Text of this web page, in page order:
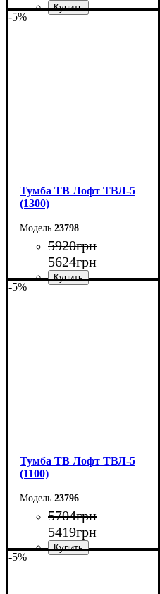
-5%
Тумба ТВ Лофт ТВЛ-5
(1300)
23798
5920грн
5624грн
-5%
Тумба ТВ Лофт ТВЛ-5
(1100)
23796
5704грн
5419грн
-5%